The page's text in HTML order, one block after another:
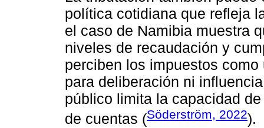
política cotidiana que refleja
el caso de Namibia muestra
niveles de recaudación y
perciben los impuestos
para deliberación ni
público limita la capacidad
de cuentas (Söderström, 2022).